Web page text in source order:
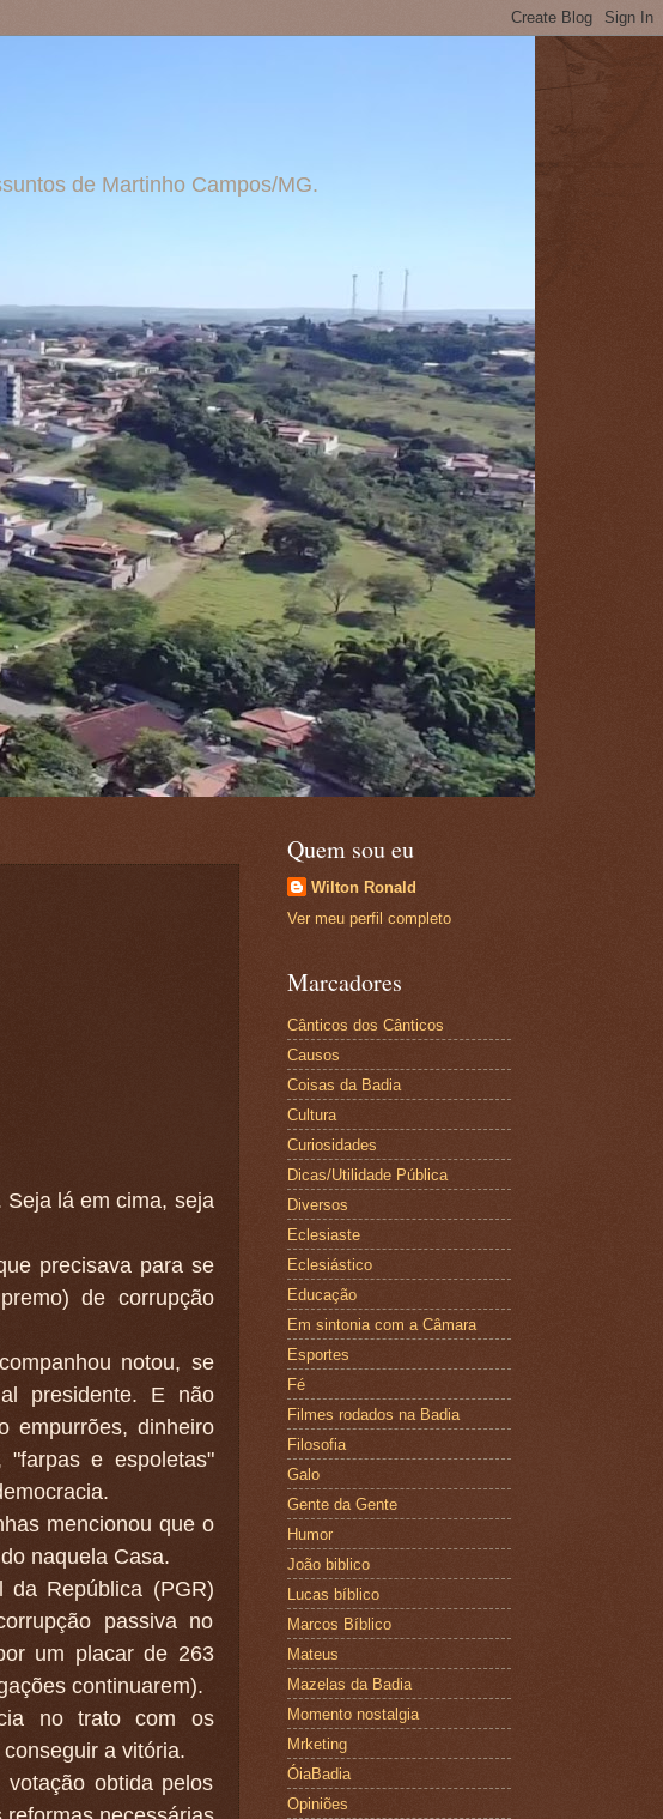
de Martinho Campos/MG.
Seja lá em cima, seja
precisava para se
de corrupção
notou, se
presidente. E não
empurrões, dinheiro
"farpas e espoletas"
mencionou que o
naquela Casa.
da República (PGR)
passiva no
um placar de 263
continuarem).
no trato com os
a vitória.
obtida pelos
Quem sou eu
Wilton Ronald
Ver meu perfil completo
Marcadores
Cânticos dos Cânticos
Causos
Coisas da Badia
Cultura
Curiosidades
Dicas/Utilidade Pública
Diversos
Eclesiaste
Eclesiástico
Educação
Em sintonia com a Câmara
Esportes
Fé
Filmes rodados na Badia
Filosofia
Galo
Gente da Gente
Humor
João biblico
Lucas bíblico
Marcos Bíblico
Mateus
Mazelas da Badia
Momento nostalgia
Mrketing
ÓiaBadia
Opiniões